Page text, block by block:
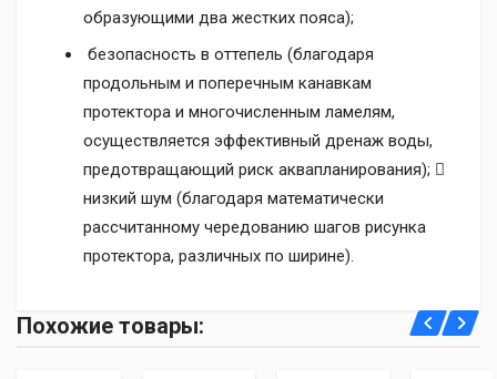
образующими два жестких пояса);
безопасность в оттепель (благодаря
продольным и поперечным канавкам
протектора и многочисленным ламелям,
осуществляется эффективный дренаж воды,
предотвращающий риск аквапланирования); 
низкий шум (благодаря математически
рассчитанному чередованию шагов рисунка
протектора, различных по ширине).
Основные:
Доставка курьером до двери по всей Беларуси:
Уважаемые клиенты, интернет-магазин 2bar.by
Похожие товары: